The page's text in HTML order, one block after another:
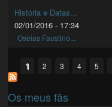
História e Datas...
02/01/2016 - 17:34
Oseias Faustino...
Pages
1 2 3 4 5
Os meus fãs